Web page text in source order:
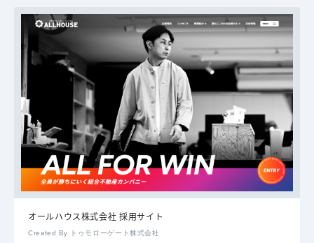
オールハウス株式会社 採用サイト
Created By トゥモローゲート株式会社